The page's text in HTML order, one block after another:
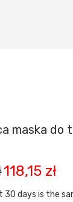
maska do
Pierwotna
cena
wynosiła:
118,15 zł
30 days is the